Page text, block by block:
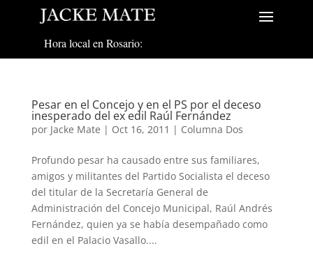
Hora local en Rosario:
Pesar en el Concejo y en el PS por el deceso
inesperado del ex edil Raúl Fernández
por Jacke Mate | Oct 16, 2011 | Columna Dos
Profundo pesar ha causado entre sus familiares,
amigos y militantes del Partido Socialista el deceso
del titular de la Secretaría General de
Administración del Concejo Municipal, Raúl Andrés
Fernández, quien ya se había desempañado como
edil en el Palacio Vasallo....